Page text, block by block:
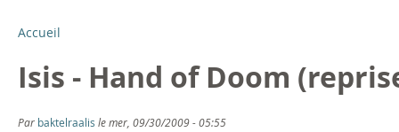
V
o
u
Accueil
Isis - Hand of Doom
Par baktelraalis le mer, 09/30/2009 - 05:55